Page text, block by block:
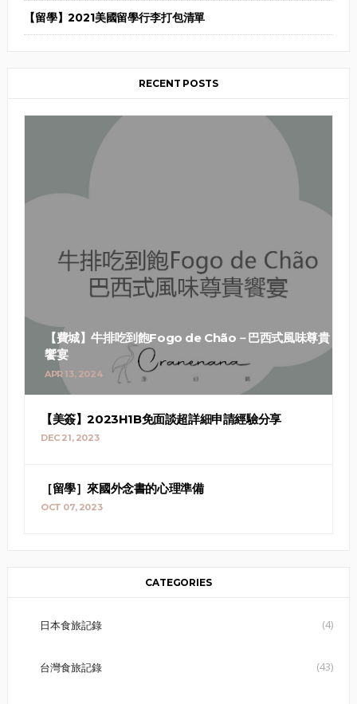
【留學】2021美國留學行李打包清單
RECENT POSTS
【費城】牛排吃到飽Fogo de Chão－巴西式風味尊貴
饗宴
APR 13, 2024
【美簽】2023H1B免面談超詳細申請經驗分享
DEC 21, 2023
［留學］來國外念書的心理準備
OCT 07, 2023
CATEGORIES
日本食旅記錄 (4)
台灣食旅記錄 (43)